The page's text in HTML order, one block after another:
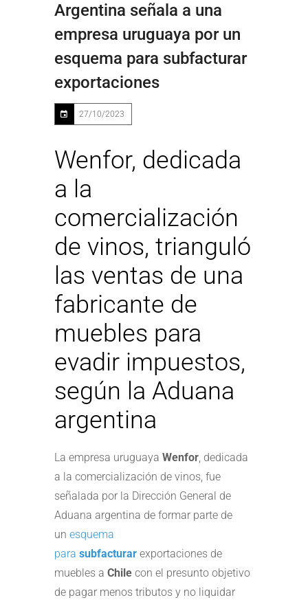
Argentina señala a una
empresa uruguaya por un
esquema para subfacturar
exportaciones
27/10/2023
Wenfor, dedicada
a la
comercialización
de vinos, trianguló
las ventas de una
fabricante de
muebles para
evadir impuestos,
según la Aduana
argentina
La empresa uruguaya Wenfor, dedicada
a la comercialización de vinos, fue
señalada por la Dirección General de
Aduana argentina de formar parte de
un esquema
para subfacturar exportaciones de
muebles a Chile con el presunto objetivo
de pagar menos tributos y no liquidar